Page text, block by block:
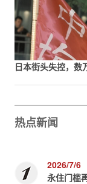
日本街头失控，数
热点新闻
2026/7/6
永住门槛